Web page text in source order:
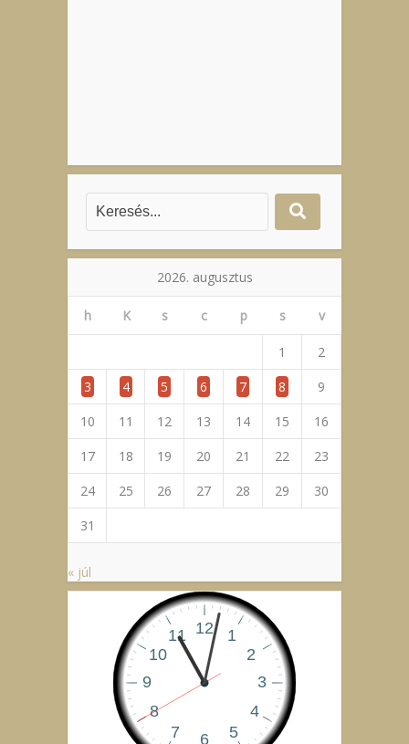
2026. augusztus
h K s c p s v
1
2
3
4 5 6 7 8
9
10
11 12 13 14 15
16
17
18 19 20 21 22
23
24
25 26 27 28 29
30
31
« júl